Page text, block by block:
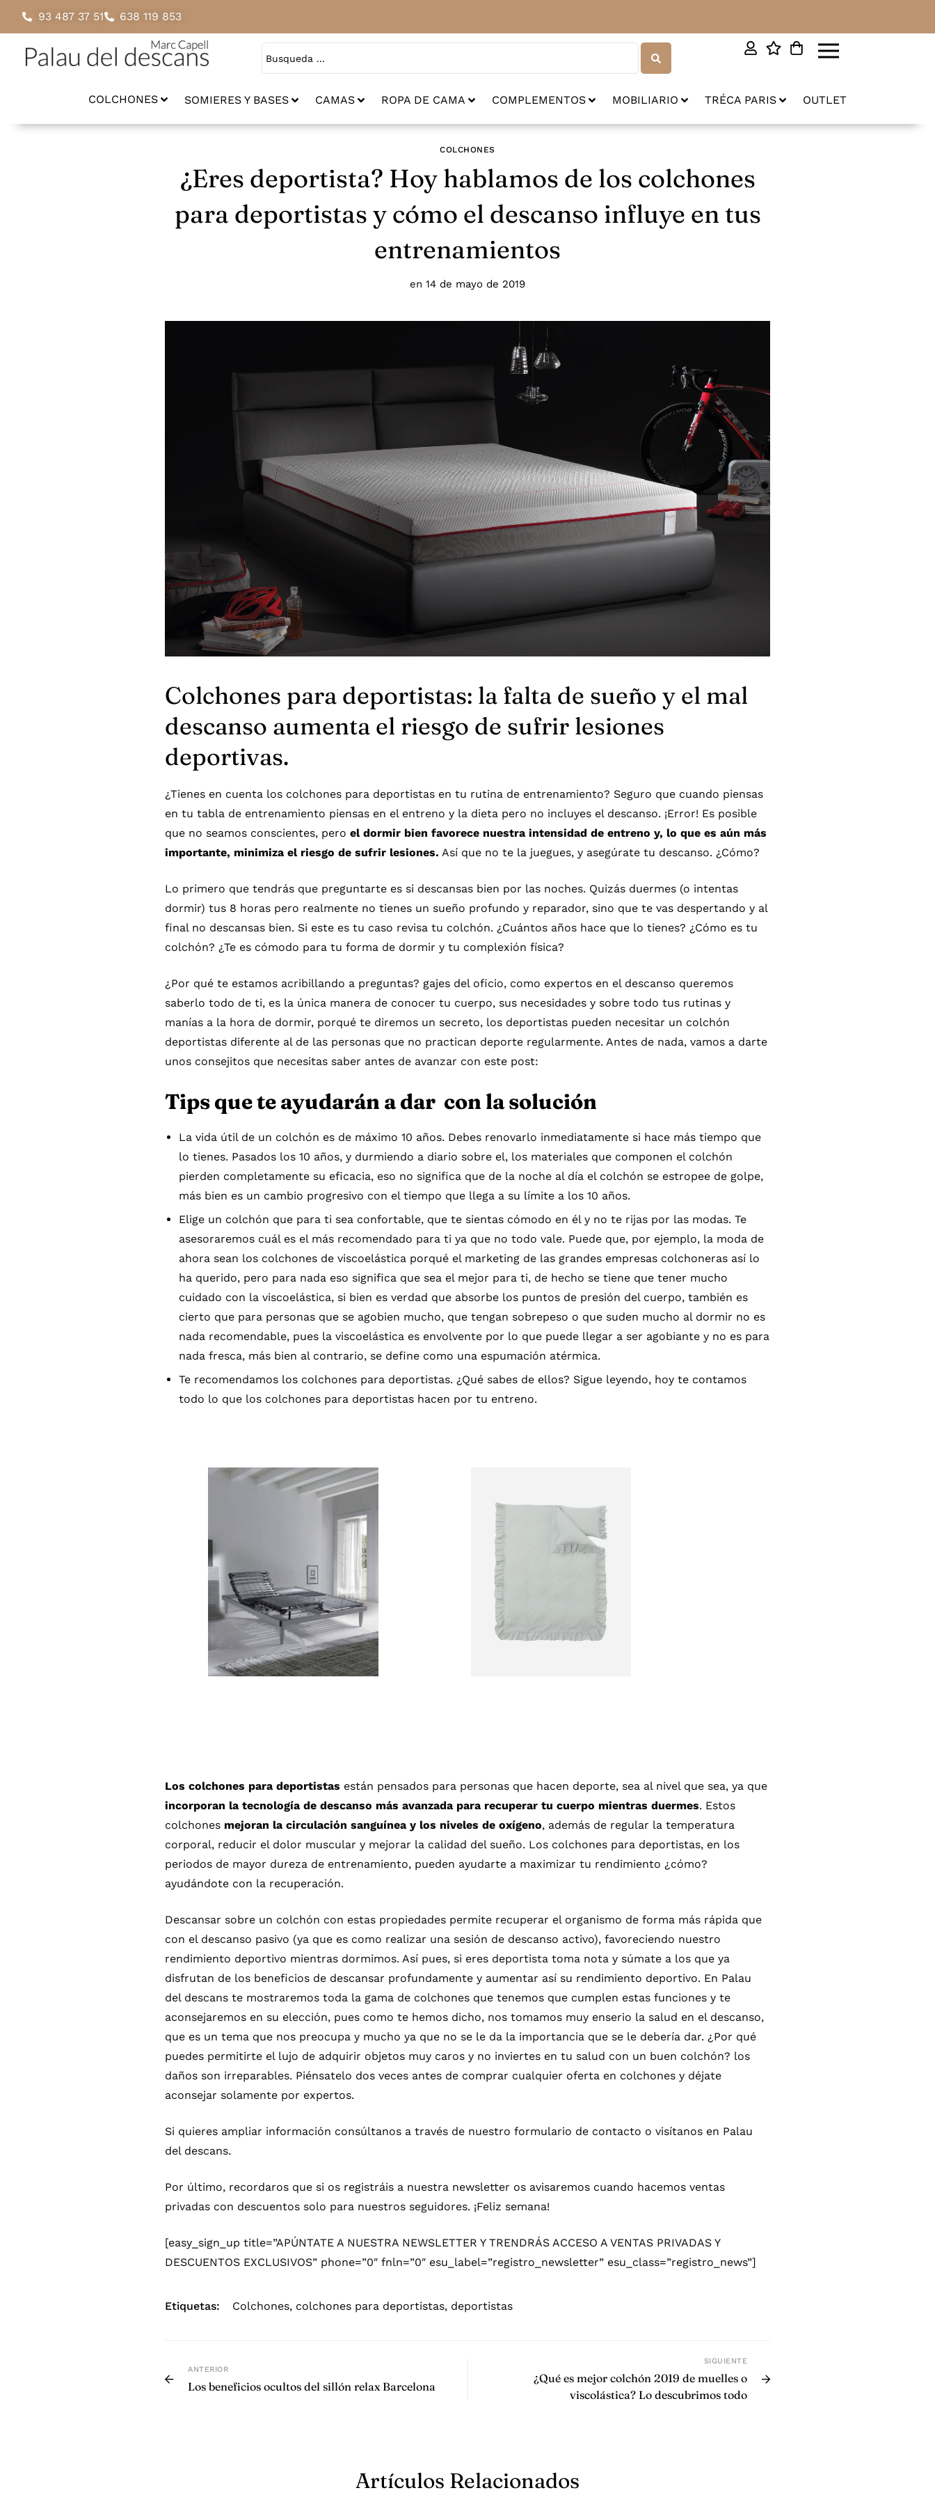
93 487 37 51 638 119 853
COLCHONES SOMIERES Y BASES CAMAS ROPA DE CAMA COMPLEMENTOS MOBILIARIO TRÉCA PARIS OUTLET
COLCHONES
¿Eres deportista? Hoy hablamos de los colchones
para deportistas y cómo el descanso influye en tus
entrenamientos
en 14 de mayo de 2019
Colchones para deportistas: la falta de sueño y el mal
descanso aumenta el riesgo de sufrir lesiones
deportivas.
¿Tienes en cuenta los colchones para deportistas en tu rutina de entrenamiento? Seguro que cuando piensas
en tu tabla de entrenamiento piensas en el entreno y la dieta pero no incluyes el descanso. ¡Error! Es posible
que no seamos conscientes, pero el dormir bien favorece nuestra intensidad de entreno y, lo que es aún más
importante, minimiza el riesgo de sufrir lesiones. Así que no te la juegues, y asegúrate tu descanso. ¿Cómo?
Lo primero que tendrás que preguntarte es si descansas bien por las noches. Quizás duermes (o intentas
dormir) tus 8 horas pero realmente no tienes un sueño profundo y reparador, sino que te vas despertando y al
final no descansas bien. Si este es tu caso revisa tu colchón. ¿Cuántos años hace que lo tienes? ¿Cómo es tu
colchón? ¿Te es cómodo para tu forma de dormir y tu complexión física?
¿Por qué te estamos acribillando a preguntas? gajes del oficio, como expertos en el descanso queremos
saberlo todo de ti, es la única manera de conocer tu cuerpo, sus necesidades y sobre todo tus rutinas y
manías a la hora de dormir, porqué te diremos un secreto, los deportistas pueden necesitar un colchón
deportistas diferente al de las personas que no practican deporte regularmente. Antes de nada, vamos a darte
unos consejitos que necesitas saber antes de avanzar con este post:
Tips que te ayudarán a dar con la solución
La vida útil de un colchón es de máximo 10 años. Debes renovarlo inmediatamente si hace más tiempo que
lo tienes. Pasados los 10 años, y durmiendo a diario sobre el, los materiales que componen el colchón
pierden completamente su eficacia, eso no significa que de la noche al día el colchón se estropee de golpe,
más bien es un cambio progresivo con el tiempo que llega a su límite a los 10 años.
Elige un colchón que para ti sea confortable, que te sientas cómodo en él y no te rijas por las modas. Te
asesoraremos cuál es el más recomendado para ti ya que no todo vale. Puede que, por ejemplo, la moda de
ahora sean los colchones de viscoelástica porqué el marketing de las grandes empresas colchoneras así lo
ha querido, pero para nada eso significa que sea el mejor para ti, de hecho se tiene que tener mucho
cuidado con la viscoelástica, si bien es verdad que absorbe los puntos de presión del cuerpo, también es
cierto que para personas que se agobien mucho, que tengan sobrepeso o que suden mucho al dormir no es
nada recomendable, pues la viscoelástica es envolvente por lo que puede llegar a ser agobiante y no es para
nada fresca, más bien al contrario, se define como una espumación atérmica.
Te recomendamos los colchones para deportistas. ¿Qué sabes de ellos? Sigue leyendo, hoy te contamos
todo lo que los colchones para deportistas hacen por tu entreno.
Los colchones para deportistas están pensados para personas que hacen deporte, sea al nivel que sea, ya que
incorporan la tecnología de descanso más avanzada para recuperar tu cuerpo mientras duermes. Estos
colchones mejoran la circulación sanguínea y los niveles de oxígeno, además de regular la temperatura
corporal, reducir el dolor muscular y mejorar la calidad del sueño. Los colchones para deportistas, en los
periodos de mayor dureza de entrenamiento, pueden ayudarte a maximizar tu rendimiento ¿cómo?
ayudándote con la recuperación.
Descansar sobre un colchón con estas propiedades permite recuperar el organismo de forma más rápida que
con el descanso pasivo (ya que es como realizar una sesión de descanso activo), favoreciendo nuestro
rendimiento deportivo mientras dormimos. Así pues, si eres deportista toma nota y súmate a los que ya
disfrutan de los beneficios de descansar profundamente y aumentar así su rendimiento deportivo. En Palau
del descans te mostraremos toda la gama de colchones que tenemos que cumplen estas funciones y te
aconsejaremos en su elección, pues como te hemos dicho, nos tomamos muy enserio la salud en el descanso,
que es un tema que nos preocupa y mucho ya que no se le da la importancia que se le debería dar. ¿Por qué
puedes permitirte el lujo de adquirir objetos muy caros y no inviertes en tu salud con un buen colchón? los
daños son irreparables. Piénsatelo dos veces antes de comprar cualquier oferta en colchones y déjate
aconsejar solamente por expertos.
Si quieres ampliar información consúltanos a través de nuestro formulario de contacto o visítanos en Palau
del descans.
Por último, recordaros que si os registráis a nuestra newsletter os avisaremos cuando hacemos ventas
privadas con descuentos solo para nuestros seguidores. ¡Feliz semana!
[easy_sign_up title=”APÚNTATE A NUESTRA NEWSLETTER Y TRENDRÁS ACCESO A VENTAS PRIVADAS Y
DESCUENTOS EXCLUSIVOS” phone=”0″ fnln=”0″ esu_label=”registro_newsletter” esu_class=”registro_news”]
Etiquetas: Colchones, colchones para deportistas, deportistas
ANTERIOR
Los beneficios ocultos del sillón relax Barcelona
SIGUIENTE
¿Qué es mejor colchón 2019 de muelles o
viscolástica? Lo descubrimos todo
Artículos Relacionados